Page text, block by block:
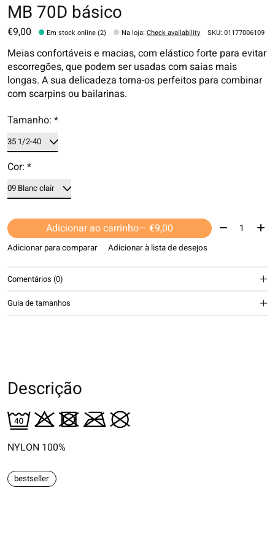
MB 70D básico
€9,00 Em stock online (2) Na loja:Check availability SKU: 01177006109
Meias confortáveis ​​e macias, com elástico forte para evitar
escorregões, que podem ser usadas com saias mais
longas. A sua delicadeza torna-os perfeitos para combinar
com scarpins ou bailarinas.
Tamanho: *
Cor: *
Adicionar ao carrinho — €9,00 Quantidade:
Adicionar para comparar Adicionar à lista de desejos
Comentários (0)
Guia de tamanhos
Descrição
NYLON 100%
bestseller